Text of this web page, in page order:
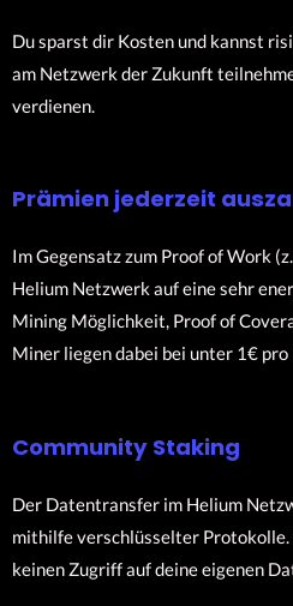
Du sparst dir Kosten und kannst
am Netzwerk der Zukunft
verdienen.
Prämien jederzeit
Im Gegensatz zum Proof of Work
Helium Netzwerk auf eine sehr
Mining Möglichkeit, Proof of
Miner liegen dabei bei unter 1€
Community Staking
Der Datentransfer im Helium
mithilfe verschlüsselter
keinen Zugriff auf deine eigenen